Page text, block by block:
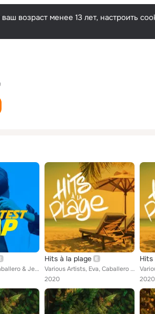
возраст менее 13 лет, настроить
Various Artists, Caballero & JeanJass, RK, YL, Lorenzo, Ateyaba, Dinos, Kobo, Vegedream, Vald, Alonzo, MHD, Rémy, Rim'K, Captain...
Hits à la plage
Various Artists, Eva, Caballero & JeanJass, Imen Es, Aloïse Sauvage, Hatik, Wejdene, Lorenzo, Vegedream, Clara Luciani, Vitaa, A...
2020
Hits
2020